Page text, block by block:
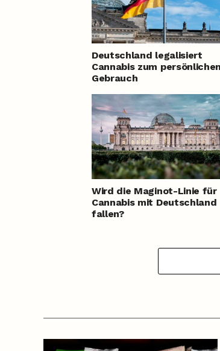
Deutschland legalisiert
Cannabis zum persönlichen
Gebrauch
Wird die Maginot-Linie für
Cannabis mit Deutschland
fallen?